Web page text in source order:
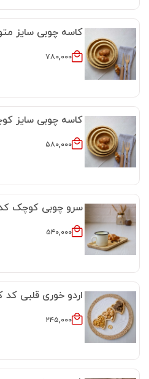
کاسه چوبی سایز متوسط
۷۸۰,۰۰۰
کاسه چوبی سایز کوچک
۵۸۰,۰۰۰
سرو چوبی کوچک کد
۵۴۰,۰۰۰
اردو خوری قلبی کد کالا
۲۴۵,۰۰۰